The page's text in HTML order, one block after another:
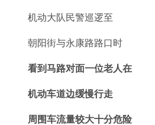
机动大队民警巡逻至
朝阳街与永康路路口时
看到马路对面一位老人在
机动车道边缓慢行走
周围车流量较大十分危险